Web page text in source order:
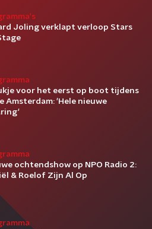
Joling verklapt verloop Stars
voor het eerst op boot tijdens
Amsterdam: 'Hele nieuwe
ochtendshow op NPO Radio 2:
& Roelof Zijn Al Op